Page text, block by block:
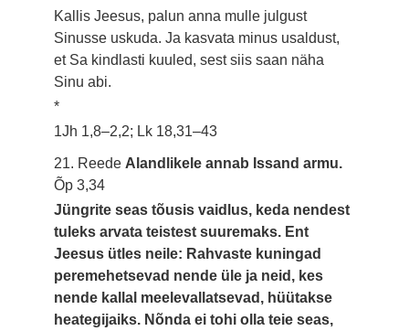
Kallis Jeesus, palun anna mulle julgust
Sinusse uskuda. Ja kasvata minus usaldust,
et Sa kindlasti kuuled, sest siis saan näha
Sinu abi.
*
1Jh 1,8–2,2; Lk 18,31–43
21. Reede Alandlikele annab Issand armu.
Õp 3,34
Jüngrite seas tõusis vaidlus, keda nendest
tuleks arvata teistest suuremaks. Ent
Jeesus ütles neile: Rahvaste kuningad
peremehetsevad nende üle ja neid, kes
nende kallal meelevallatsevad, hüütakse
heategijaiks. Nõnda ei tohi olla teie seas,